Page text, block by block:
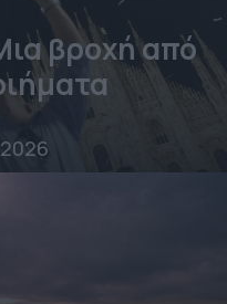
βροχή από
2026